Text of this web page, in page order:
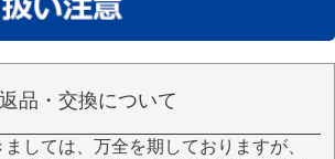
返品・交換について
しては、万全を期しておりますが、